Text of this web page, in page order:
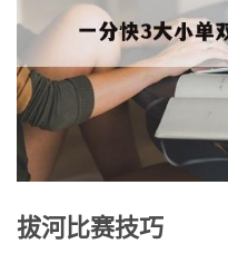
拔河比赛技巧